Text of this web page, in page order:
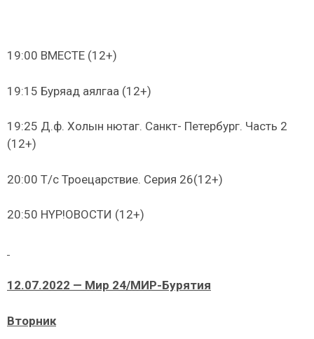
19:00 ВМЕСТЕ (12+)
19:15 Буряад аялгаа (12+)
19:25 Д.ф. Холын нютаг. Санкт- Петербург. Часть 2
(12+)
20:00 Т/с Троецарствие. Серия 26(12+)
20:50 HYP!ОВОСТИ (12+)
12.07.2022 — Мир 24/МИР-Бурятия
Вторник